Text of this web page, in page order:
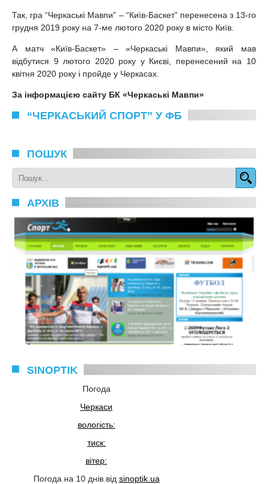
Так, гра “Черкаські Мавпи” – “Київ-Баскет” перенесена з 13-го
грудня 2019 року на 7-ме лютого 2020 року в місто Київ.
А матч «Київ-Баскет» – «Черкаські Мавпи», який мав
відбутися 9 лютого 2020 року у Києві, перенесений на 10
квітня 2020 року і пройде у Черкасах.
За інформацією сайту БК «Черкаські Мавпи»
“ЧЕРКАСЬКИЙ СПОРТ” У ФБ
ПОШУК
АРХІВ
SINOPTIK
Погода
Черкаси
вологість:
тиск:
вітер:
Погода на 10 днів від sinoptik.ua